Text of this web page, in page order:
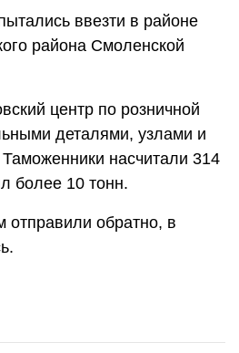
ввезти в районе
района Смоленской
центр по розничной
деталями, узлами и
насчитали 314
более 10 тонн.
отправили обратно, в